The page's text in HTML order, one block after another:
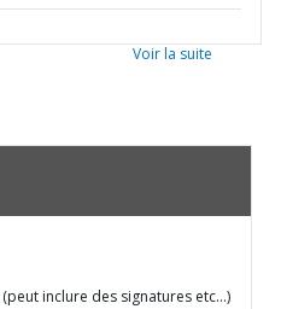
Voir la suite
inclure des signatures etc…)